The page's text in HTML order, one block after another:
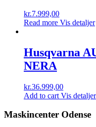
kr.7.999,00
Read more Vis detaljer
Husqvarna
NERA
kr.36.999,00
Add to cart Vis detaljer
Maskincenter Odense